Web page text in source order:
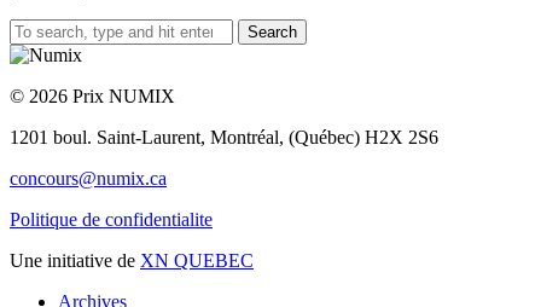
Search
© 2026 Prix NUMIX
1201 boul. Saint-Laurent, Montréal, (Québec) H2X 2S6
concours@numix.ca
Politique de confidentialite
Une initiative de XN QUEBEC
Archives